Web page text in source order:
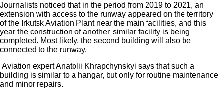
Journalists noticed that in the period from 2019 to 2021, an
extension with access to the runway appeared on the territory
of the Irkutsk Aviation Plant near the main facilities, and this
year the construction of another, similar facility is being
completed. Most likely, the second building will also be
connected to the runway.
Aviation expert Anatolii Khrapchynskyi says that such a
building is similar to a hangar, but only for routine maintenance
and minor repairs.